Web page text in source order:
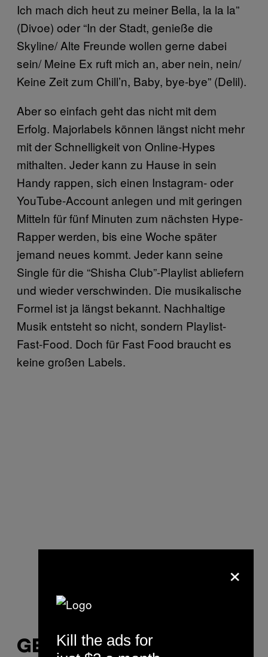
Ich mach dich heut zu meiner Bella, la la la”
(Divoe) oder “In der Stadt, genieße die
Skyline/ Alte Freunde wollen gerne dabei
sein/ Meine Ex ruft mich an, aber nein, nein/
Keine Zeit zum Chill’n, Baby, bye-bye” (Delil).
Aber so einfach geht das nicht mit dem
Erfolg. Majorlabels können längst nicht mehr
mit der Schnelligkeit von Online-Hypes
mithalten. Jeder kann zu Hause in sein
Handy rappen, sich einen Instagram- oder
YouTube-Account anlegen und mit geringen
Mitteln für fünf Minuten zum nächsten Hype-
Rapper werden, bis eine Woche später
jemand neues kommt. Jeder kann seine
Single für die “Shisha Club”-Playlist abliefern
und wieder verschwinden. Die musikalische
Formel ist ja längst bekannt. Nachhaltige
Musik entsteht so nicht, sondern Playlist-
Fast-Food. Doch für Fast Food braucht es
keine großen Labels.
GEHYPTER RAPSTAR?
×
Kill the ads for